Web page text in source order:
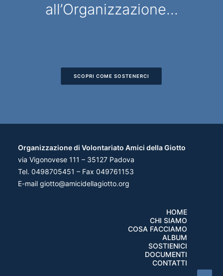
all’Organizzazione...
SCOPRI COME SOSTENERCI
Organizzazione di Volontariato Amici della Giotto
via Vigonovese 111 – 35127 Padova
Tel. 0498705451 – Fax 049761153
E-mail giotto@amicidellagiotto.org
HOME
CHI SIAMO
COSA FACCIAMO
ALBUM
SOSTIENICI
DOCUMENTI
CONTATTI